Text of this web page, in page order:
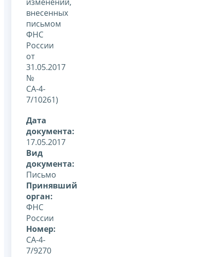
внесенных
письмом
ФНС
России
от
31.05.2017
№
СА-4-
7/10261)
Дата
документа:
17.05.2017
Вид
документа:
Письмо
Принявший
орган:
ФНС
России
Номер:
СА-4-
7/9270